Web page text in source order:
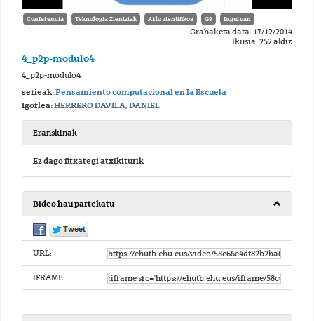
Conferencia Teknologia Zientziak Arlo zientifikoa G9 Inguruan
Grabaketa data: 17/12/2014
Ikusia: 252 aldiz
4_p2p-modulo4
4_p2p-modulo4
serieak:Pensamiento computacional en la Escuela
Igorlea:HERRERO DAVILA, DANIEL
Eranskinak
Ez dago fitxategi atxikiturik
Bideo hau partekatu
URL:
IFRAME: